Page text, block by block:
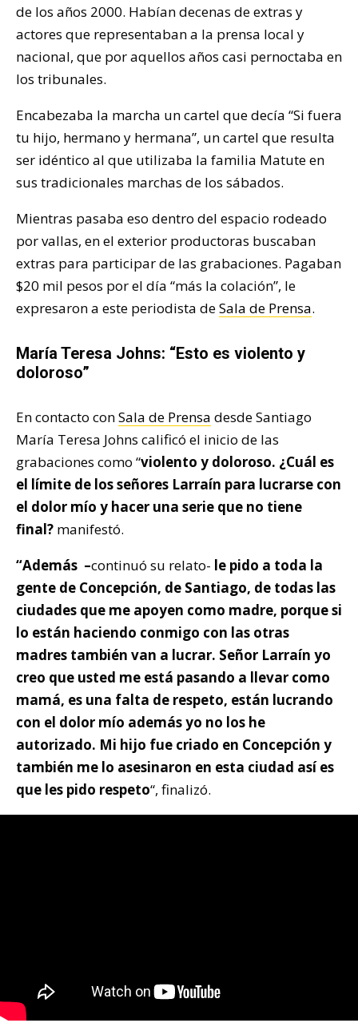
de los años 2000. Habían decenas de extras y
actores que representaban a la prensa local y
nacional, que por aquellos años casi pernoctaba en
los tribunales.
Encabezaba la marcha un cartel que decía “Si fuera
tu hijo, hermano y hermana”, un cartel que resulta
ser idéntico al que utilizaba la familia Matute en
sus tradicionales marchas de los sábados.
Mientras pasaba eso dentro del espacio rodeado
por vallas, en el exterior productoras buscaban
extras para participar de las grabaciones. Pagaban
$20 mil pesos por el día “más la colación”, le
expresaron a este periodista deSala de Prensa.
María Teresa Johns: “Esto es violento y
doloroso”
En contacto conSala de Prensa desde Santiago
María Teresa Johns calificó el inicio de las
grabaciones como “violento y doloroso. ¿Cuál es
el límite de los señores Larraín para lucrarse con
el dolor mío y hacer una serie que no tiene
final? manifestó.
“Además –continuó su relato- le pido a toda la
gente de Concepción, de Santiago, de todas las
ciudades que me apoyen como madre, porque si
lo están haciendo conmigo con las otras
madres también van a lucrar. Señor Larraín yo
creo que usted me está pasando a llevar como
mamá, es una falta de respeto, están lucrando
con el dolor mío además yo no los he
autorizado. Mi hijo fue criado en Concepción y
también me lo asesinaron en esta ciudad así es
que les pido respeto“, finalizó.